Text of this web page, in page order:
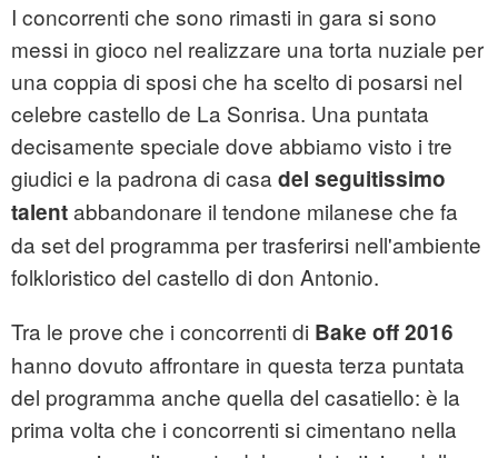
I concorrenti che sono rimasti in gara si sono
messi in gioco nel realizzare una torta nuziale per
una coppia di sposi che ha scelto di posarsi nel
celebre castello de La Sonrisa. Una puntata
decisamente speciale dove abbiamo visto i tre
giudici e la padrona di casa del seguitissimo
talentabbandonare il tendone milanese che fa
da set del programma per trasferirsi nell'ambiente
folkloristico del castello di don Antonio.
Tra le prove che i concorrenti di Bake off2016
hanno dovuto affrontare in questa terza puntata
del programma anche quella del casatiello: è la
prima volta che i concorrenti si cimentano nella